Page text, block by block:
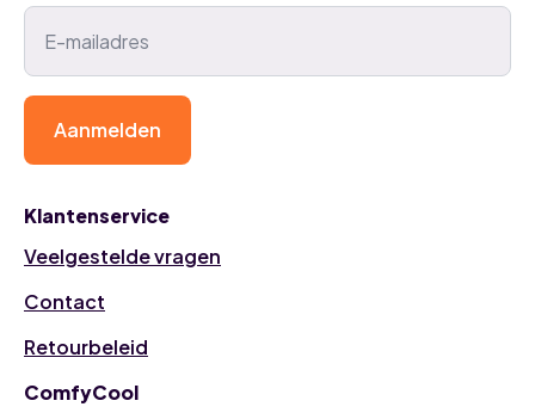
Klantenservice
Veelgestelde vragen
Contact
Retourbeleid
ComfyCool
Aanmelden